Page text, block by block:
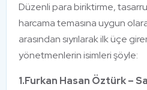
Düzenli para biriktirme,
harcama temasına uygun
arasından sıyrılarak ilk üçe
yönetmenlerin isimleri şöyle:
1.Furkan Hasan Öztürk –